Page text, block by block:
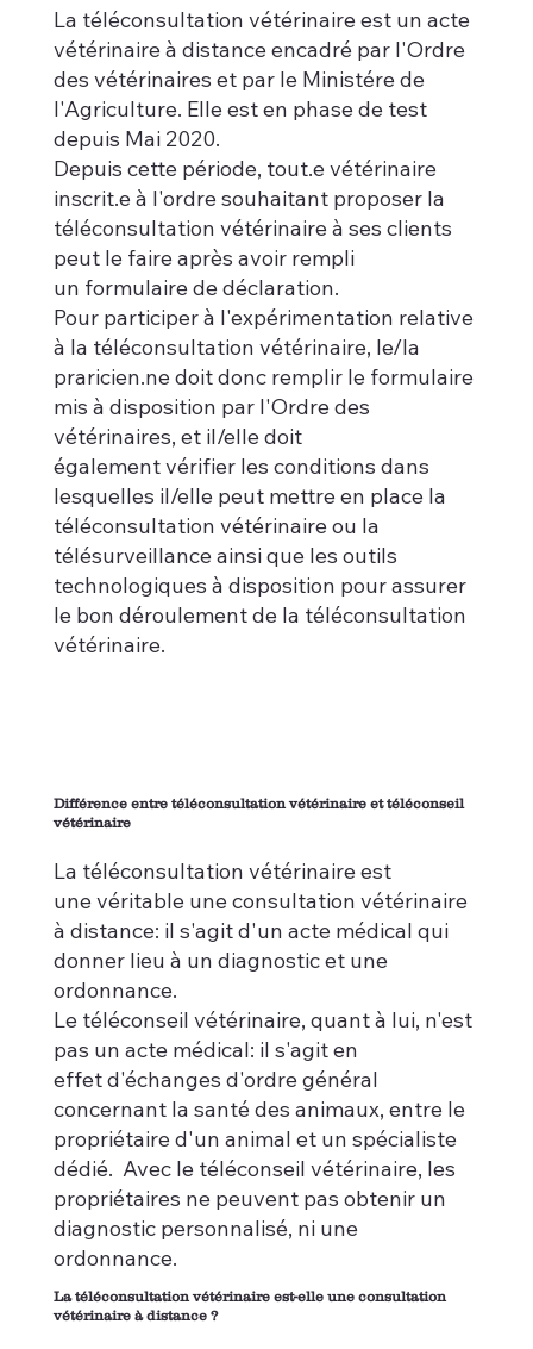
La téléconsultation vétérinaire est un acte
vétérinaire à distance encadré par l'Ordre
des vétérinaires et par le Ministére de
l'Agriculture. Elle est en phase de test
depuis Mai 2020.
Depuis cette période, tout.e vétérinaire
inscrit.e à l'ordre souhaitant proposer la
téléconsultation vétérinaire à ses clients
peut le faire après avoir rempli
un formulaire de déclaration.
Pour participer à l'expérimentation relative
à la téléconsultation vétérinaire, le/la
praricien.ne doit donc remplir le formulaire
mis à disposition par l'Ordre des
vétérinaires, et il/elle doit
également vérifier les conditions dans
lesquelles il/elle peut mettre en place la
téléconsultation vétérinaire ou la
télésurveillance ainsi que les outils
technologiques à disposition pour assurer
le bon déroulement de la téléconsultation
vétérinaire.
Différence entre téléconsultation vétérinaire et téléconseil
vétérinaire
La téléconsultation vétérinaire est
une véritable une consultation vétérinaire
à distance: il s'agit d'un acte médical qui
donner lieu à un diagnostic et une
ordonnance.
Le téléconseil vétérinaire, quant à lui, n'est
pas un acte médical: il s'agit en
effet d'échanges d'ordre général
concernant la santé des animaux, entre le
propriétaire d'un animal et un spécialiste
dédié. Avec le téléconseil vétérinaire, les
propriétaires ne peuvent pas obtenir un
diagnostic personnalisé, ni une
ordonnance.
La téléconsultation vétérinaire est-elle une consultation
vétérinaire à distance ?